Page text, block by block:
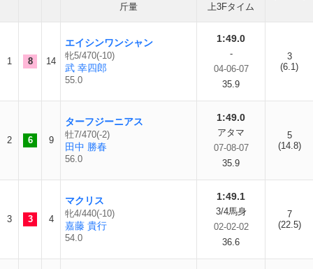
斤量
上3Fタイム
1 8 14
エイシンワンシャン
牝5/470(-10)
武 幸四郎
55.0
1:49.0
-
04-06-07
35.9
3
(6.1)
2 6 9
ターフジーニアス
牡7/470(-2)
田中 勝春
56.0
1:49.0
アタマ
07-08-07
35.9
5
(14.8)
3 3 4
マクリス
牝4/440(-10)
嘉藤 貴行
54.0
1:49.1
3/4馬身
02-02-02
36.6
7
(22.5)